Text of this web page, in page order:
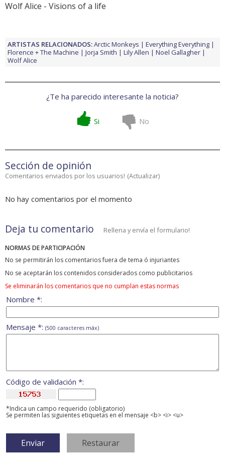
Wolf Alice - Visions of a life
ARTISTAS RELACIONADOS:Arctic Monkeys
Everything Everything
Florence + The Machine
Jorja Smith Lily Allen
Noel Gallagher
Wolf Alice
¿Te ha parecido interesante la noticia?
Si No
Sección de opinión
Comentarios enviados por los usuarios! (Actualizar)
No hay comentarios por el momento
Deja tu comentario Rellena y envía el formulario!
NORMAS DE PARTICIPACIÓN
No se permitirán los comentarios fuera de tema ó injuriantes
No se aceptarán los contenidos considerados como publicitarios
Se eliminarán los comentarios que no cumplan estas normas
Nombre *:
Mensaje *: (500 caracteres máx)
Código de validación *:
*Indica un campo requerido (obligatorio)
Se permiten las siguientes etiquetas en el mensaje <b> <i> <u>